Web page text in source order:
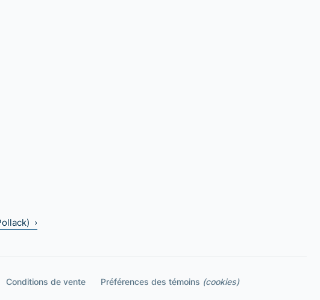
›
Conditions de vente Préférences des témoins (cookies)